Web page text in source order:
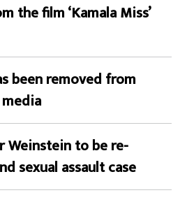
the film ‘Kamala Miss’
been removed from
Weinstein to be re-
sexual assault case